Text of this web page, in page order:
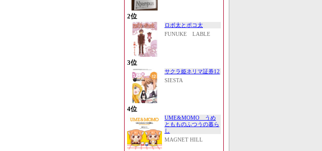
2位
ロボ太とポコ太
FUNUKE LABLE
3位
サクラ姫ネリマ証券12
SIESTA
4位
UME&MOMO うめ
ともものふつうの暮ら
し
MAGNET HILL